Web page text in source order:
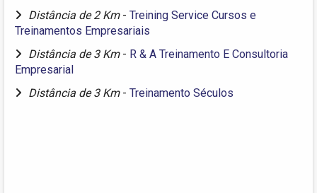
Distância de 2 Km - Treining Service Cursos e
Treinamentos Empresariais
Distância de 3 Km - R & A Treinamento E Consultoria
Empresarial
Distância de 3 Km - Treinamento Séculos